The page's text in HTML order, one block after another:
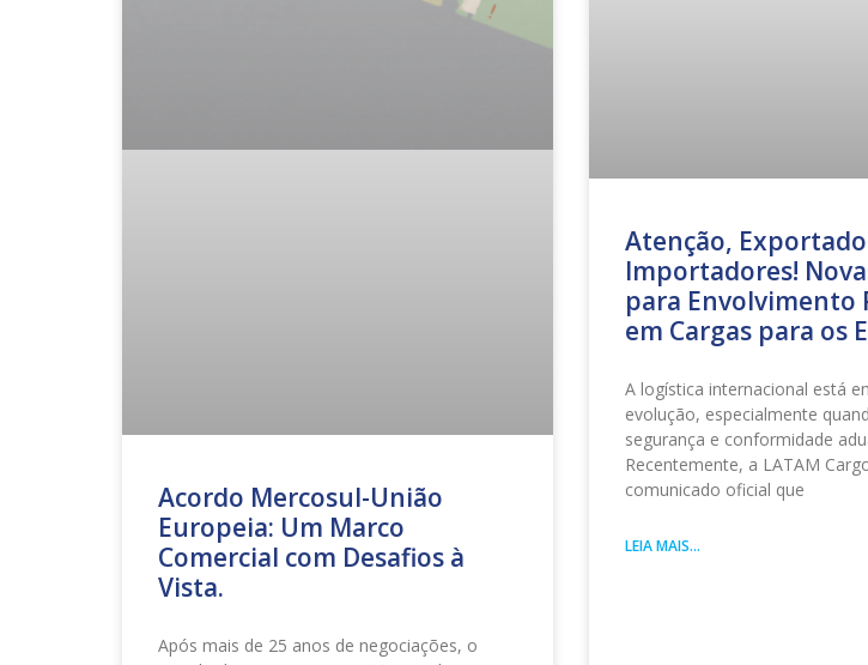
Acordo Mercosul-União
Europeia: Um Marco
Comercial com Desafios à
Vista.
Após mais de 25 anos de negociações, o
Atenção,
Importadores!
para Envolvimento
em Cargas para os
A logística internacional está
evolução, especialmente
segurança e conformidade
Recentemente, a LATAM
comunicado oficial que
LEIA MAIS...